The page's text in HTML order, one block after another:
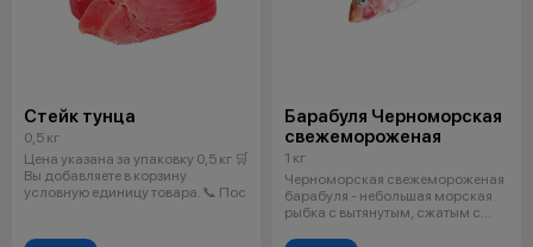
Стейк тунца
0,5 кг
Цена указана за упаковку 0,5 кг 🛒
Вы добавляете в корзину
условную единицу товара. 📞 Пос
Барабуля Черноморская
свежемороженая
1 кг
Черноморская свежемороженая
барабуля - небольшая морская
рыбка с вытянутым, сжатым с